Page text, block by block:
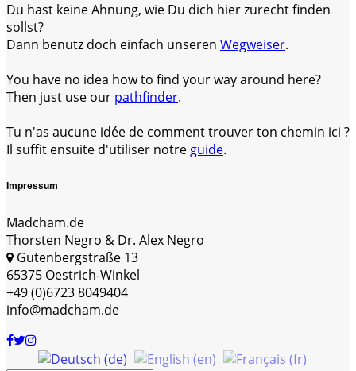
Du hast keine Ahnung, wie Du dich hier zurecht finden
sollst?
Dann benutz doch einfach unseren Wegweiser.
You have no idea how to find your way around here?
Then just use our pathfinder.
Tu n'as aucune idée de comment trouver ton chemin ici ?
Il suffit ensuite d'utiliser notreguide.
Impressum
Madcham.de
Thorsten Negro & Dr. Alex Negro
Gutenbergstraße 13
65375 Oestrich-Winkel
+49 (0)6723 8049404
info@madcham.de